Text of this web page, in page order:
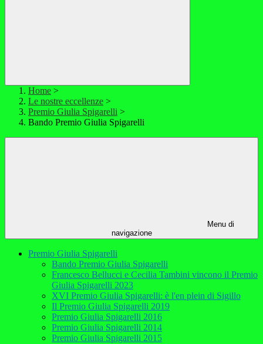
Home >
Le nostre eccellenze >
Premio Giulia Spigarelli >
Bando Premio Giulia Spigarelli
Menu di
navigazione
Premio Giulia Spigarelli
Bando Premio Giulia Spigarelli
Francesco Bellucci e Cecilia Tambini vincono il Premio
Giulia Spigarelli 2023
XVI Premio Giulia Spigarelli: è l'en plein di Sigillo
Il Premio Giulia Spigarelli 2019
Premio Giulia Spigarelli 2016
Premio Giulia Spigarelli 2014
Premio Giulia Spigarelli 2015